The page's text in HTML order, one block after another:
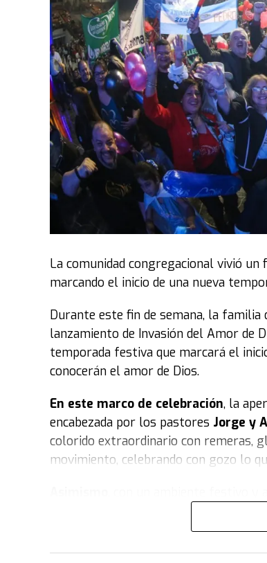
La comunidad congregacional vivió
marcando el inicio de una nueva
Durante este fin de semana, la
lanzamiento de Invasión del Amor de
temporada festiva que marcará el
conocerán el amor de Dios.
En este marco de celebración, la
encabezada por los pastores Jorge y
colorido extraordinario con remeras,
movimiento, celebrando con gozo lo
jornada especial. Durante el evento,
importancia de Invasión en la vida de
muñecos gigantes caracterizados